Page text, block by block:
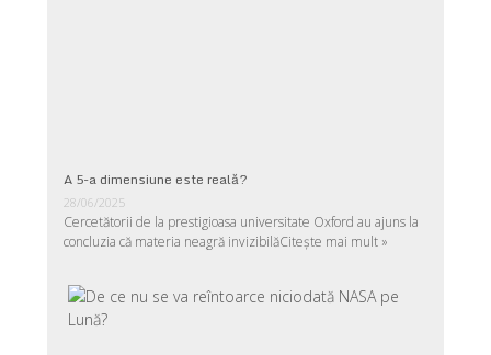
A 5-a dimensiune este reală?
28/06/2025
Cercetătorii de la prestigioasa universitate Oxford au ajuns la
concluzia că materia neagră invizibilăCitește mai mult »